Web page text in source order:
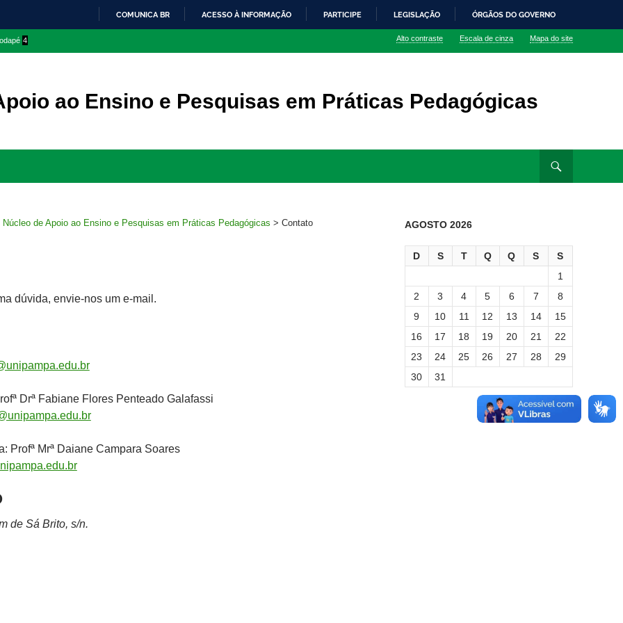
O
COMUNICA BR ACESSO À INFORMAÇÃO PARTICIPE LEGISLAÇÃO ÓRGÃOS DO GOVERNO
4 Alto contraste Escala de cinza Mapa do site
ao Ensino e Pesquisas em Práticas Pedagógicas
Núcleo de Apoio ao Ensino e Pesquisas em Práticas Pedagógicas > Contato
dúvida, envie-nos um e-mail.
Drª Fabiane Flores Penteado Galafassi
Profª Mrª Daiane Campara Soares
de Sá Brito, s/n.
AGOSTO 2026
D S T Q Q S
S
1
2
3 4 5 6 7
8
9
10 11 12 13 14
15
16
17 18 19 20 21
22
23
24 25 26 27 28
29
30
31